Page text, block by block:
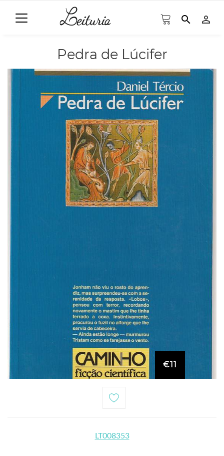
search person_outline
Pedra de Lúcifer
€11
LT008353